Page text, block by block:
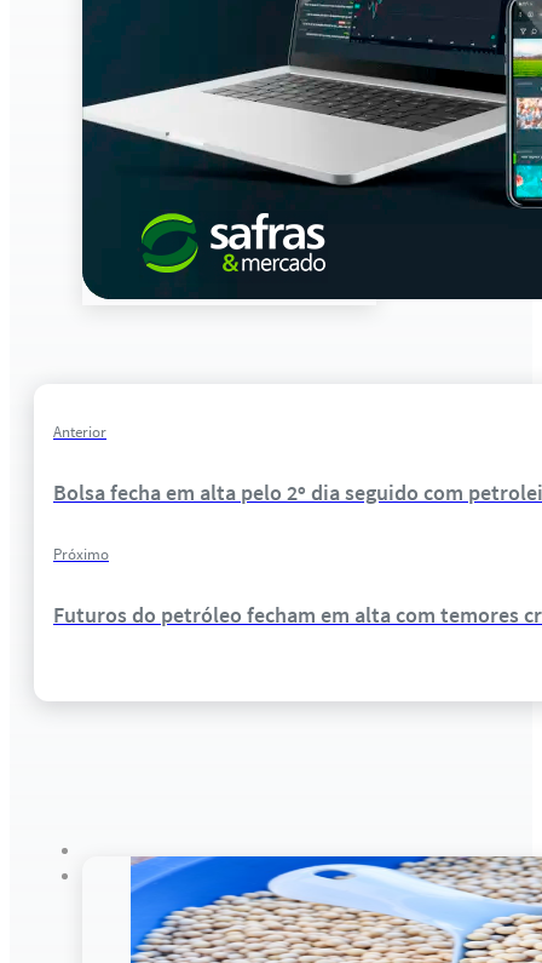
Anterior
Bolsa fecha em alta pelo 2º dia seguido com
Próximo
Futuros do petróleo fecham em alta com temores